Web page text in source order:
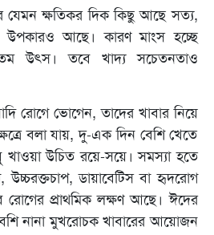
যেমন ক্ষতিকর দিক কিছু আছে সত্য,
উপকারও আছে। কারণ মাংস হচ্ছে
উৎস। তবে খাদ্য সচেতনতাও
রোগে ভোগেন, তাদের খাবার নিয়ে
বলা যায়, দু-এক দিন বেশি খেতে
উচিত রয়ে-সয়ে। সমস্যা হতে
উচ্চরক্তচাপ, ডায়াবেটিস বা হৃদরোগ
প্রাথমিক লক্ষণ আছে। ঈদের
নানা মুখরোচক খাবারের আয়োজন